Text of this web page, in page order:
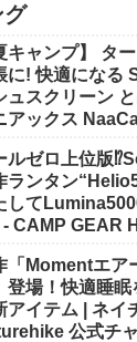
グ
キャンプ】 タ
に! 快適になる
ュスクリーン
アックス
ルゼロ上位版
ランタン
して
- CAMP GEAR
「Momentエア
登場！快適睡
アイテム | ネイ
公式チ